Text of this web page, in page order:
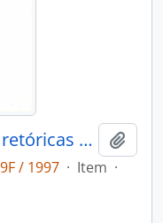
As flores da fala: práticas retóricas entre os Wapishana
/ 1997 · Item ·